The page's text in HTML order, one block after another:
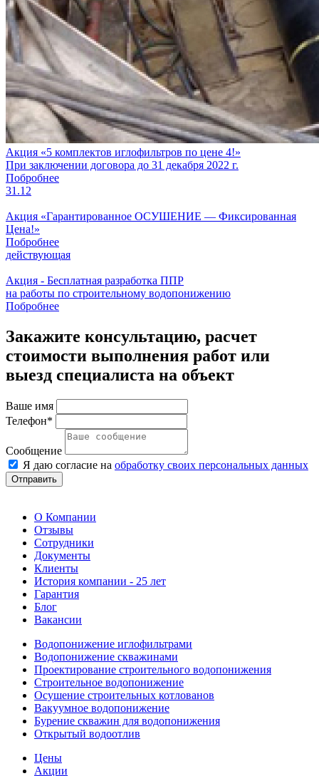
Акция «5 комплектов иглофильтров по цене 4!»
При заключении договора до 31 декабря 2022 г.
Побробнее
31.12
Акция «Гарантированное ОСУШЕНИЕ — Фиксированная
Цена!»
Побробнее
действующая
Акция - Бесплатная разработка ППР
на работы по строительному водопонижению
Побробнее
Закажите консультацию, расчет
стоимости выполнения работ или
выезд специалиста на объект
Ваше имя
Телефон*
Сообщение
Я даю согласие на обработку своих персональных данных
Отправить
О Компании
Отзывы
Сотрудники
Документы
Клиенты
История компании - 25 лет
Гарантия
Блог
Вакансии
Водопонижение иглофильтрами
Водопонижение скважинами
Проектирование строительного водопонижения
Строительное водопонижение
Осушение строительных котлованов
Вакуумное водопонижение
Бурение скважин для водопонижения
Открытый водоотлив
Цены
Акции